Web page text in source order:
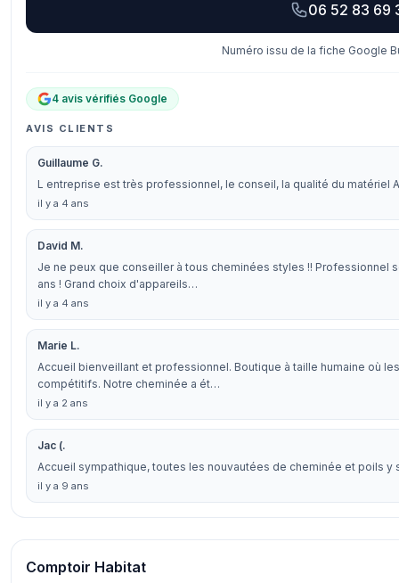
06 52 83 69
Numéro issu de la fiche Google
4 avis vérifiés Google
AVIS CLIENTS
Guillaume G.
L entreprise est très professionnel, le conseil, la qualité du matériel
il y a 4 ans
David M.
Je ne peux que conseiller à tous cheminées styles !! Professionnel
ans ! Grand choix d'appareils…
il y a 4 ans
Marie L.
Accueil bienveillant et professionnel. Boutique à taille humaine où
compétitifs. Notre cheminée a ét…
il y a 2 ans
Jac (.
Accueil sympathique, toutes les nouvautées de cheminée et poils y
il y a 9 ans
Comptoir Habitat